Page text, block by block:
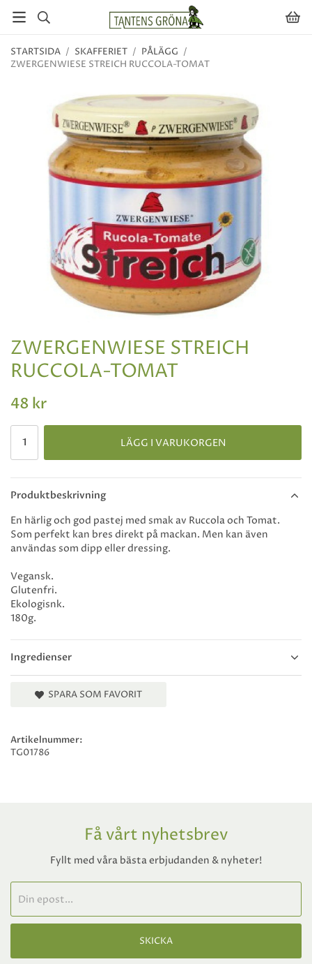
STARTSIDA / SKAFFERIET / PÅLÄGG /
ZWERGENWIESE STREICH RUCCOLA-TOMAT
ZWERGENWIESE STREICH
RUCCOLA-TOMAT
48 kr
LÄGG I VARUKORGEN
Produktbeskrivning
Ingredienser
En härlig och god pastej med smak av Ruccola och Tomat.
Som perfekt kan bres direkt på mackan. Men kan även
användas som dipp eller dressing.
Vegansk.
Glutenfri.
Ekologisnk.
180g.
SPARA SOM FAVORIT
Artikelnummer:
TG01786
Få vårt nyhetsbrev
Fyllt med våra bästa erbjudanden & nyheter!
SKICKA